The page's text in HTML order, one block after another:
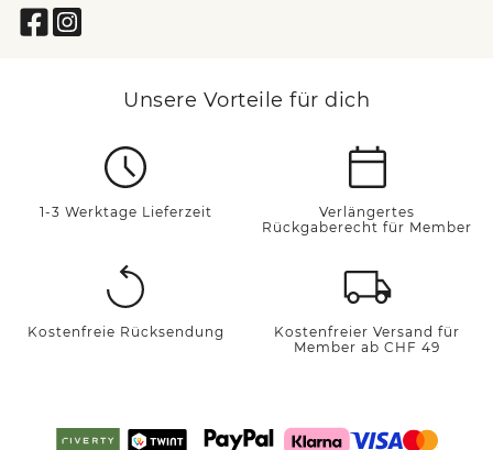
Unsere Vorteile für dich
1-3 Werktage Lieferzeit
Verlängertes
Rückgaberecht für Member
Kostenfreie Rücksendung
Kostenfreier Versand für
Member ab CHF 49